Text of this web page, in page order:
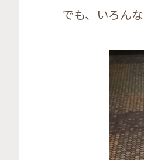
でも、いろん